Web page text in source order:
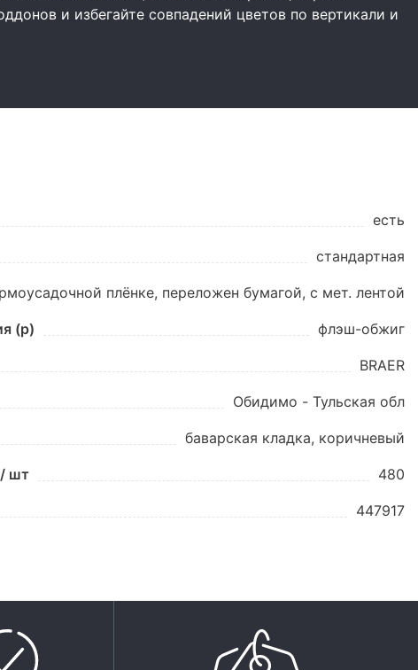
и избегайте совпадений цветов по вертикали и
есть
стандартная
плёнке, переложен бумагой, с мет. лентой
(p) флэш-обжиг
BRAER
Обидимо - Тульская обл
баварская кладка, коричневый
/ шт 480
447917